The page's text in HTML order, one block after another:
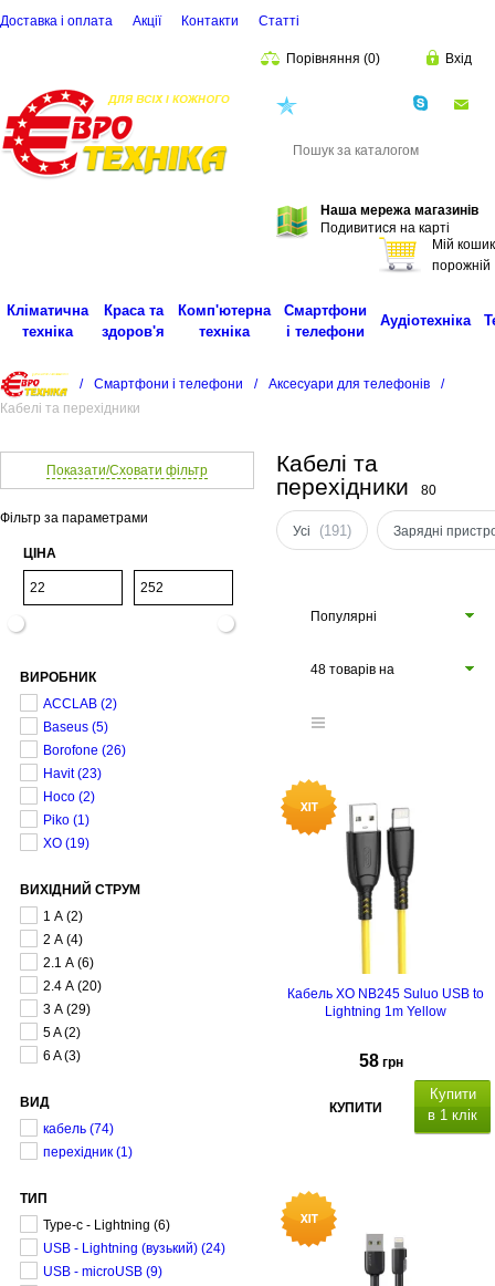
Доставка і оплата Акції Контакти Статті
Порівняння (0) Вхід
Наша мережа магазинів
Подивитися на карті
Мій кошик
порожній
Кліматична
техніка
Краса та
здоров'я
Комп'ютерна
техніка
Смартфони
і телефони
Аудіотехніка
/ Смартфони і телефони / Аксесуари для телефонів
/
Кабелі та перехідники
Показати/Сховати фільтр
Фільтр за параметрами
ЦІНА
ВИРОБНИК
ACCLAB (2)
Baseus (5)
Borofone (26)
Havit (23)
Hoco (2)
Piko (1)
XO (19)
ВИХІДНИЙ СТРУМ
1 А (2)
2 А (4)
2.1 А (6)
2.4 А (20)
3 А (29)
5 A (2)
6 A (3)
ВИД
кабель (74)
перехідник (1)
ТИП
Type-c - Lightning (6)
USB - Lightning (вузький) (24)
USB - microUSB (9)
Кабелі та
перехідники
80
Усі (191) Зарядні
Популярні
48 товарів на
Кабель XO NB245 Suluo USB to
Lightning 1m Yellow
58 грн
КУПИТИ
Купити
в 1 клік